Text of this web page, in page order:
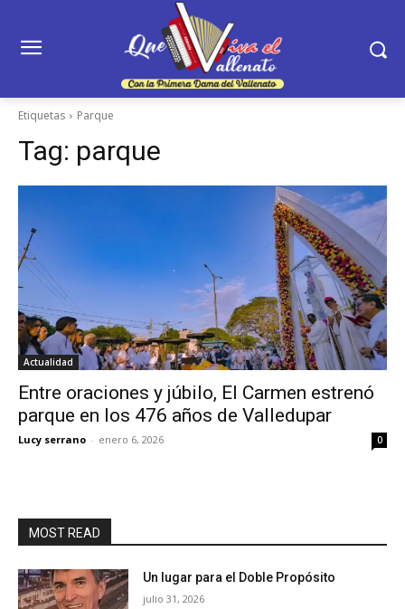
Etiquetas Parque
Tag: parque
Actualidad
Entre oraciones y júbilo, El Carmen estrenó
parque en los 476 años de Valledupar
Lucy serrano - enero 6, 2026 0
MOST READ
Un lugar para el Doble Propósito
julio 31, 2026